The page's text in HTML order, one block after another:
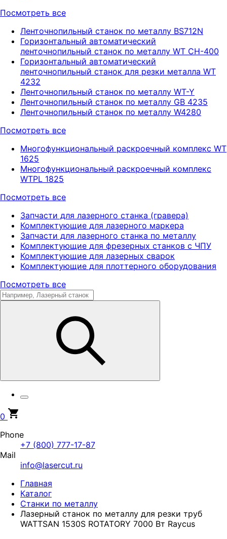
Посмотреть все
Ленточнопильный станок по металлу BS712N
Горизонтальный автоматический
ленточнопильный станок по металлу WT СH-400
Горизонтальный автоматический
ленточнопильный станок для резки металла WT
4232
Ленточнопильный станок по металлу WT-Y
Ленточнопильный станок по металлу GB 4235
Ленточнопильный станок по металлу W4280
Посмотреть все
Многофункциональный раскроечный комплекс WT
1625
Многофункциональный раскроечный комплекс
WTPL 1825
Посмотреть все
Запчасти для лазерного станка (гравера)
Комплектующие для лазерного маркера
Запчасти для лазерного станка по металлу
Комплектующие для фрезерных станков с ЧПУ
Комплектующие для лазерных сварок
Комплектующие для плоттерного оборудования
Посмотреть все
0
Phone
+7 (800) 777-17-87
Mail
info@lasercut.ru
Главная
Каталог
Станки по металлу
Лазерный станок по металлу для резки труб
WATTSAN 1530S ROTATORY 7000 Вт Raycus